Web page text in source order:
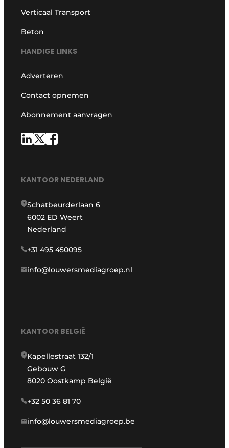
Verticaal Transport
Beton
HANDIGE LINKS
Adverteren
Contact opnemen
Abonnement aanvragen
KANTOOR NEDERLAND
Schatbeurderlaan 6
6002 ED Weert
Nederland
+31 495 450095
info@louwersmediagroep.nl
KANTOOR BELGIË
Kapellestraat 132/1
Gebouw G
8020 Oostkamp België
+32 50 36 81 70
info@louwersmediagroep.be